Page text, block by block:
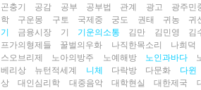
곤충기
공감 공부 공부법 관계 광고 광주민
학
구운몽 구토 국제중 궁도 권태 귀농 귀
기
금융시장 기 기운의소통 김만 김민영 김
프가의형제들
꿀벌의우화 나직한목소리 나희덕
스오브리제
노아의방주 노예해방 노인과바다
베리상
뉴턴적세계 니체 다락방 다문화 다윈
상
대인심리학 대중음악 대학현실 대한제국